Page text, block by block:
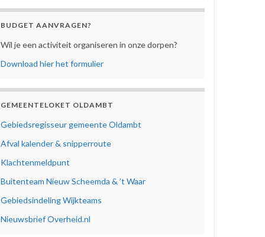
BUDGET AANVRAGEN?
Wil je een activiteit organiseren in onze dorpen?
Download hier het formulier
GEMEENTELOKET OLDAMBT
Gebiedsregisseur gemeente Oldambt
Afval kalender & snipperroute
Klachtenmeldpunt
Buitenteam Nieuw Scheemda & ’t Waar
Gebiedsindeling Wijkteams
Nieuwsbrief Overheid.nl